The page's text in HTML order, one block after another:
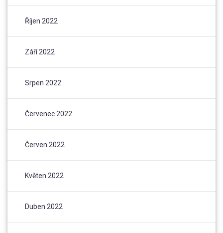
Říjen 2022
Září 2022
Srpen 2022
Červenec 2022
Červen 2022
Květen 2022
Duben 2022